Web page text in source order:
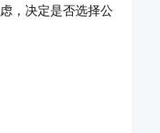
，决定是否选择公